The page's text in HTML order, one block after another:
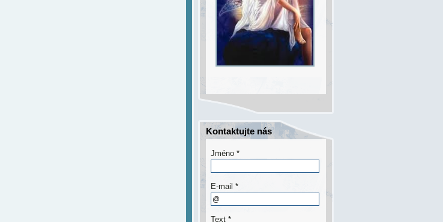
Kontaktujte nás
Jméno *
E-mail *
Text *